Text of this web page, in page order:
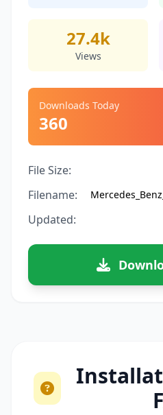
27.4k
Views
Downloads Today
360
File Size:
Filename:
Updated: